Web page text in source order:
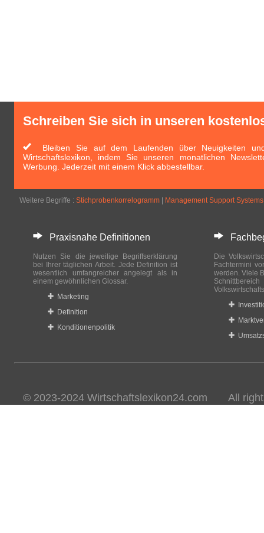
Schreiben Sie sich in unseren
Bleiben Sie auf dem Laufenden über Neuigkeiten
Wirtschaftslexikon, indem Sie unseren monatlichen
Werbung. Jederzeit mit einem Klick abbestellbar.
Weitere Begriffe : Stichprobenkorrelogramm Management Support
Praxisnahe Definitionen
Nutzen Sie die jeweilige Begriffserklärung
bei Ihrer täglichen Arbeit. Jede Definition ist
wesentlich umfangreicher angelegt als in
einem gewöhnlichen Glossar.
Marketing
Definition
Konditionenpolitik
Die
Fachtermini
werden. Viele
© 2023-2024 Wirtschaftslexikon24.com All